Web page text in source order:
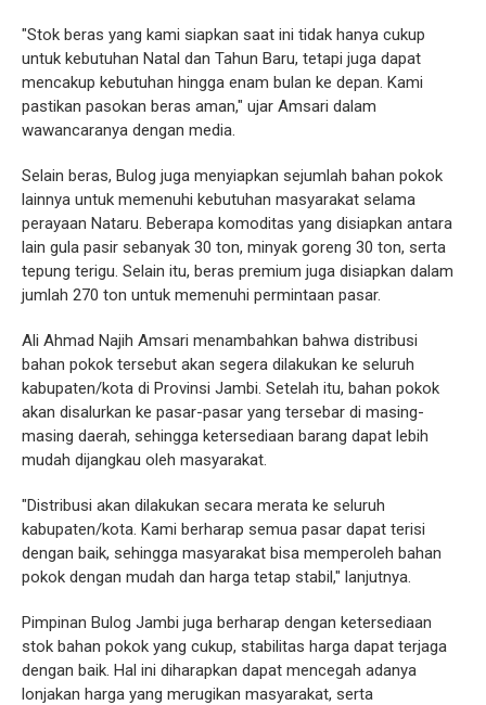
"Stok beras yang kami siapkan saat ini tidak hanya cukup
untuk kebutuhan Natal dan Tahun Baru, tetapi juga dapat
mencakup kebutuhan hingga enam bulan ke depan. Kami
pastikan pasokan beras aman," ujar Amsari dalam
wawancaranya dengan media.
Selain beras, Bulog juga menyiapkan sejumlah bahan pokok
lainnya untuk memenuhi kebutuhan masyarakat selama
perayaan Nataru. Beberapa komoditas yang disiapkan antara
lain gula pasir sebanyak 30 ton, minyak goreng 30 ton, serta
tepung terigu. Selain itu, beras premium juga disiapkan dalam
jumlah 270 ton untuk memenuhi permintaan pasar.
Ali Ahmad Najih Amsari menambahkan bahwa distribusi
bahan pokok tersebut akan segera dilakukan ke seluruh
kabupaten/kota di Provinsi Jambi. Setelah itu, bahan pokok
akan disalurkan ke pasar-pasar yang tersebar di masing-
masing daerah, sehingga ketersediaan barang dapat lebih
mudah dijangkau oleh masyarakat.
"Distribusi akan dilakukan secara merata ke seluruh
kabupaten/kota. Kami berharap semua pasar dapat terisi
dengan baik, sehingga masyarakat bisa memperoleh bahan
pokok dengan mudah dan harga tetap stabil," lanjutnya.
Pimpinan Bulog Jambi juga berharap dengan ketersediaan
stok bahan pokok yang cukup, stabilitas harga dapat terjaga
dengan baik. Hal ini diharapkan dapat mencegah adanya
lonjakan harga yang merugikan masyarakat, serta